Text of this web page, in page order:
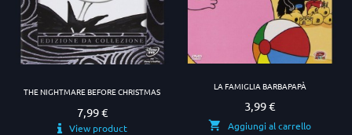
THE NIGHTMARE BEFORE CHRISTMAS
Prezzo
7,99 €
View product
LA FAMIGLIA BARBAPAPÀ
Prezzo
3,99 €
Aggiungi al carrello